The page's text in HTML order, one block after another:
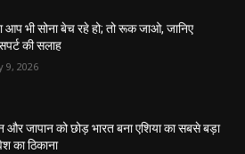
आप भी सोना बेच रहे हो; तो रूक जाओ, जानिए
की सलाह
9, 2026
और जापान को छोड़ भारत बना एशिया का सबसे बड़ा
का ठिकाना